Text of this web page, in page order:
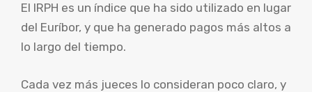
El IRPH es un índice que ha sido utilizado en lugar
del Euríbor, y que ha generado pagos más altos a
lo largo del tiempo.
Cada vez más jueces lo consideran poco claro, y